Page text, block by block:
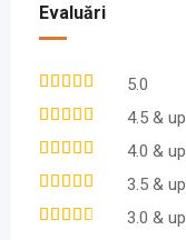
Evaluări
5.0
4.5 & up
4.0 & up
3.5 & up
3.0 & up